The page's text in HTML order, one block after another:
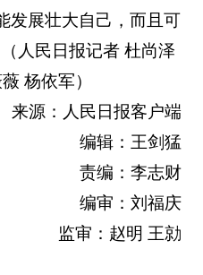
发展壮大自己，而且可
人民日报记者 杜尚泽
杨依军）
来源：人民日报客户端
编辑：王剑猛
责编：李志财
编审：刘福庆
监审：赵明 王勍